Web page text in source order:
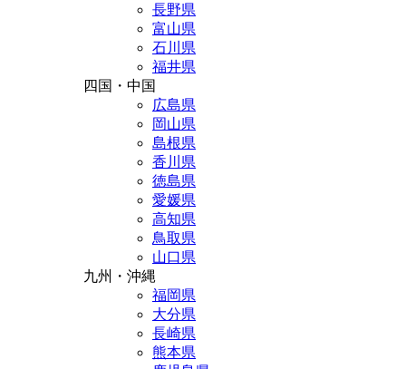
長野県
富山県
石川県
福井県
四国・中国
広島県
岡山県
島根県
香川県
徳島県
愛媛県
高知県
鳥取県
山口県
九州・沖縄
福岡県
大分県
長崎県
熊本県